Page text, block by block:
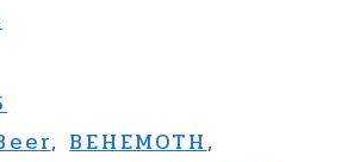
,BEHEMOTH,